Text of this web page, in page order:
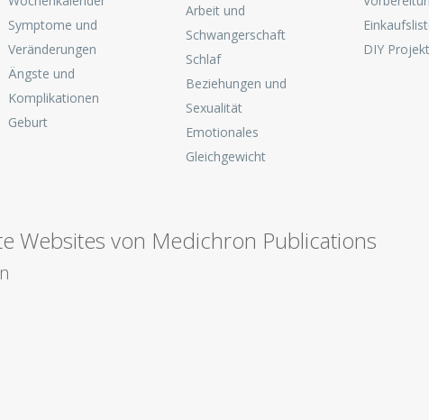
Symptome und
Veränderungen
Ängste und
Komplikationen
Geburt
Arbeit und
Schwangerschaft
Schlaf
Beziehungen und
Sexualität
Emotionales
Gleichgewicht
DIY
Websites von Medichron Publications